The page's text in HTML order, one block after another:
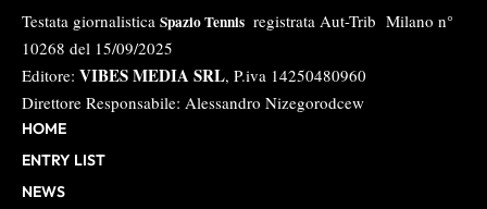
Testata giornalistica Spazio Tennis registrata Aut-Trib Milano n°
10268 del 15/09/2025
Editore: VIBES MEDIA SRL, P.iva 14250480960
Direttore Responsabile: Alessandro Nizegorodcew
HOME
ENTRY LIST
NEWS